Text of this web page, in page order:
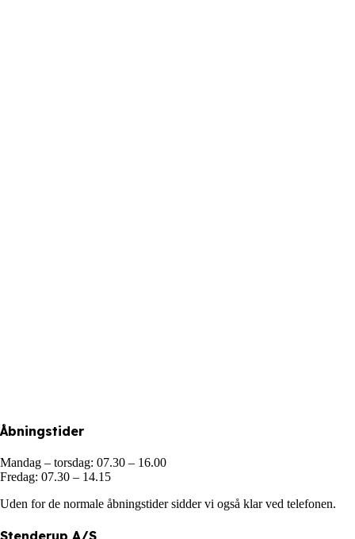
Åbningstider
Mandag – torsdag: 07.30 – 16.00
Fredag: 07.30 – 14.15
Uden for de normale åbningstider sidder vi også klar ved telefonen.